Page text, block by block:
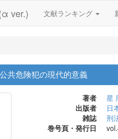
ver.) 文献ランキング
公共危険犯の現代的意義
著者
星
出版者
日
雑誌
刑
巻号頁・発行日